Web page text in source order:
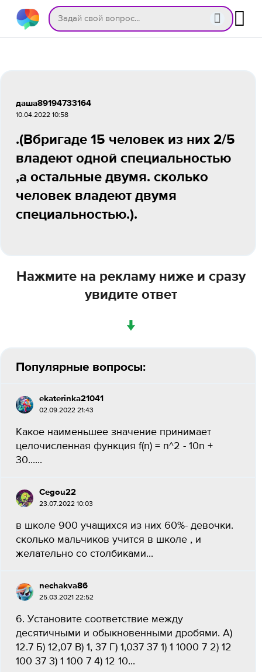
даша89194733164
10.04.2022 10:58
.(Вбригаде 15 человек из них 2/5
владеют одной специальностью
,а остальные двумя. сколько
человек владеют двумя
специальностью.).
Нажмите на рекламу ниже и сразу
увидите ответ
↓
Популярные вопросы:
ekaterinka21041
02.09.2022 21:43
Какое наименьшее значение принимает
целочисленная функция f(n) = n^2 - 10n +
30......
Cegou22
23.07.2022 10:03
в школе 900 учащихся из них 60%- девочки.
сколько мальчиков учится в школе , и
желательно со столбиками...
nechakva86
25.03.2021 22:52
6. Установите соответствие между
десятичными и обыкновенными дробями. А)
12.7 Б) 12,07 В) 1, 37 Г) 1,037 37 1) 1 1000 7 2) 12
100 37 3) 1 100 7 4) 12 10...